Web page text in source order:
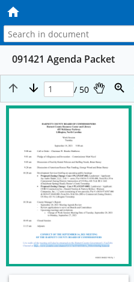
091421 Agenda Packet
/ 50